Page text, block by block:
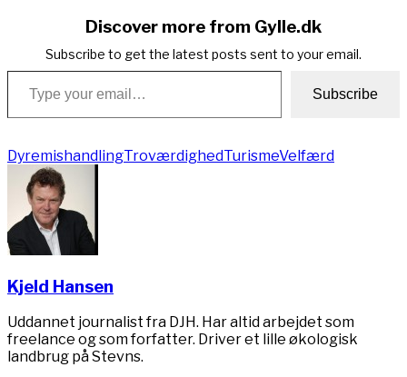
Discover more from Gylle.dk
Subscribe to get the latest posts sent to your email.
Type your email…
Subscribe
DyremishandlingTroværdighedTurismeVelfærd
Kjeld Hansen
Uddannet journalist fra DJH. Har altid arbejdet som
freelance og som forfatter. Driver et lille økologisk
landbrug på Stevns.